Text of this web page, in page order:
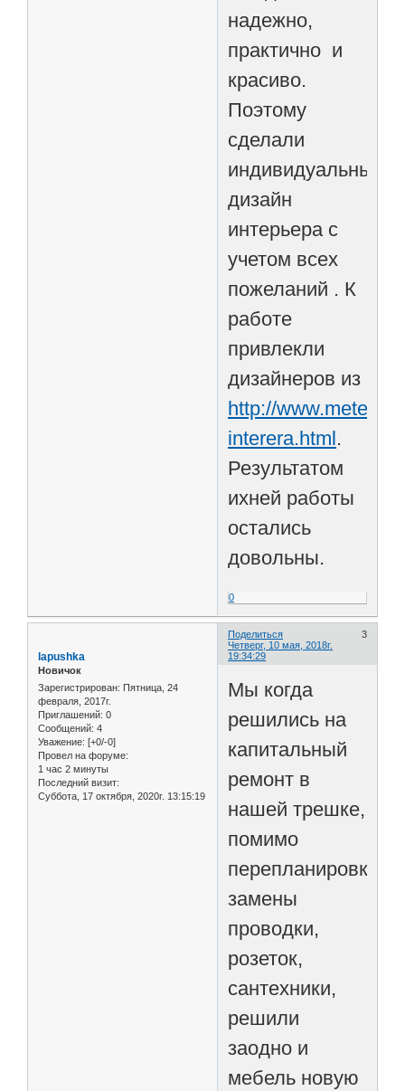
надежно,
практично и
красиво.
Поэтому
сделали
индивидуальный
дизайн
интерьера с
учетом всех
пожеланий . К
работе
привлекли
дизайнеров из
http://
interera.html.
Результатом
ихней работы
остались
довольны.
0
Поделиться
3
Четверг, 10 мая, 2018г.
19:34:29
lapushka
Новичок
Зарегистрирован: Пятница, 24
февраля, 2017г.
Приглашений: 0
Сообщений: 4
Уважение: [+0/-0]
Провел на форуме:
1 час 2 минуты
Последний визит:
Суббота, 17 октября, 2020г. 13:15:19
Мы когда
решились на
капитальный
ремонт в
нашей трешке,
помимо
перепланировки,
замены
проводки,
розеток,
сантехники,
решили
заодно и
мебель новую